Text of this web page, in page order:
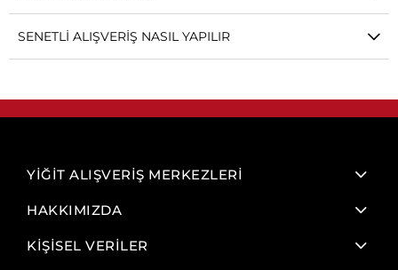
SENETLI ALIŞVERIŞ NASIL YAPILIR
YİĞİT ALIŞVERİŞ MERKEZLERİ
HAKKIMIZDA
KİŞİSEL VERİLER